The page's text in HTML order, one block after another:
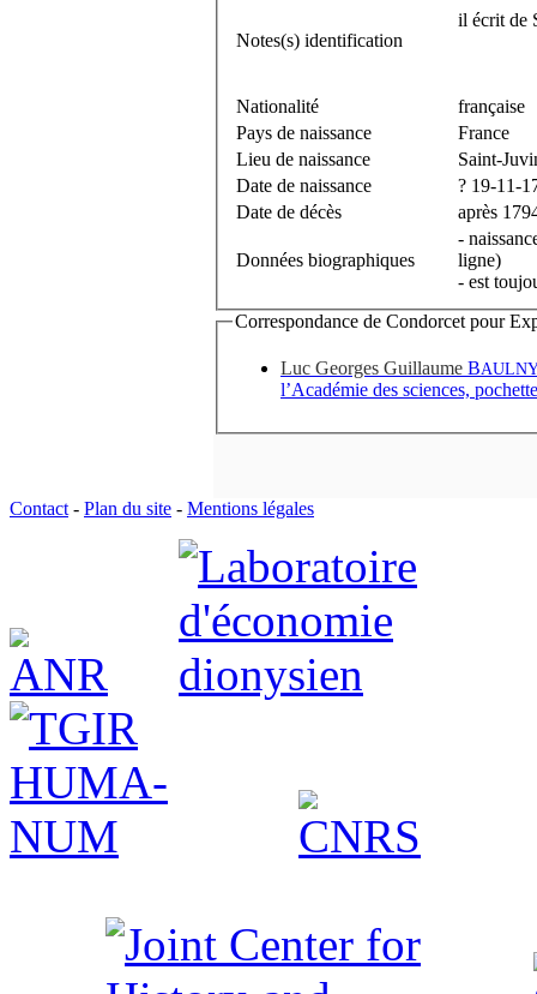
Notes(s) identification
il écrit de
Nationalité
française
Pays de naissance
France
Lieu de naissance
Saint-
Date de naissance
? 19-11-
Date de décès
après
Données biographiques
-
ligne)
- est
Correspondance de Condorcet pour
Luc Georges Guillaume B
l’Académie des sciences,
Contact- Plan du site - Mentions légales